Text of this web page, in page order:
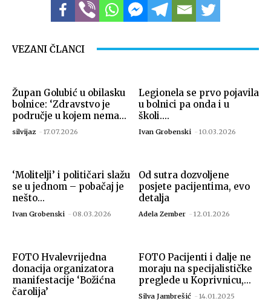
VEZANI ČLANCI
Župan Golubić u obilasku
bolnice: ‘Zdravstvo je
područje u kojem nema...
silvijaz - 17.07.2026
Legionela se prvo pojavila
u bolnici pa onda i u
školi....
Ivan Grobenski - 10.03.2026
‘Molitelji’ i političari slažu
se u jednom – pobačaj je
nešto...
Ivan Grobenski - 08.03.2026
Od sutra dozvoljene
posjete pacijentima, evo
detalja
Adela Zember - 12.01.2026
FOTO Hvalevrijedna
donacija organizatora
manifestacije ‘Božićna
čarolija’
FOTO Pacijenti i dalje ne
moraju na specijalističke
preglede u Koprivnicu,...
Silva Jambrešić - 14.01.2025